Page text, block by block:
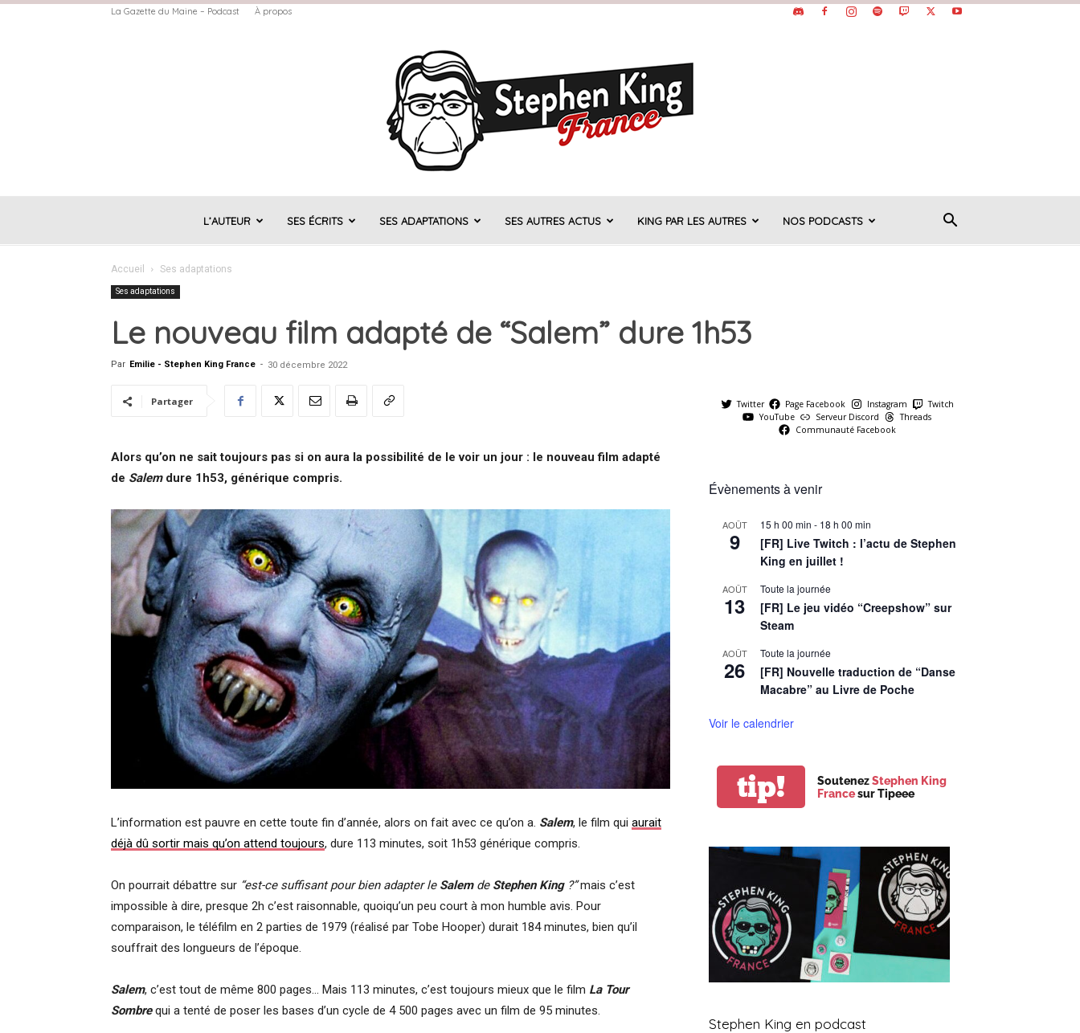
La Gazette du Maine – Podcast À propos
Stephen
King
L’AUTEUR SES ÉCRITS SES ADAPTATIONS SES AUTRES ACTUS KING PAR LES AUTRES NOS PODCASTS
Accueil Ses adaptations
Ses adaptations
Le nouveau film adapté de “Salem” dure 1h53
Par Emilie - Stephen King France - 30 décembre 2022
Partager
Alors qu’on ne sait toujours pas si on aura la possibilité de le voir un jour : le nouveau film adapté
de Salemdure 1h53, générique compris.
L’information est pauvre en cette toute fin d’année, alors on fait avec ce qu’on a. Salem, le film qui aurait
déjà dû sortir mais qu’on attend toujours, dure 113 minutes, soit 1h53 générique compris.
On pourrait débattre sur “est-ce suffisant pour bien adapter le Salemde Stephen King?”mais c’est
impossible à dire, presque 2h c’est raisonnable, quoiqu’un peu court à mon humble avis. Pour
comparaison, le téléfilm en 2 parties de 1979 (réalisé par Tobe Hooper) durait 184 minutes, bien qu’il
souffrait des longueurs de l’époque.
Salem, c’est tout de même 800 pages… Mais 113 minutes, c’est toujours mieux que le film La Tour
Sombrequi a tenté de poser les bases d’un cycle de 4 500 pages avec un film de 95 minutes.
Twitter Page Facebook Instagram
Twitch
YouTube
Serveur Discord
Threads
Communauté Facebook
Évènements à venir
AOÛT
9
15 h 00 min - 18 h 00 min
[FR] Live Twitch : l’actu de Stephen
King en juillet !
AOÛT
13
Toute la journée
[FR] Le jeu vidéo “Creepshow” sur
Steam
AOÛT
26
Toute la journée
[FR] Nouvelle traduction de “Danse
Macabre” au Livre de Poche
Voir le calendrier
tip! SoutenezStephen King
Francesur Tipeee
Stephen King en podcast